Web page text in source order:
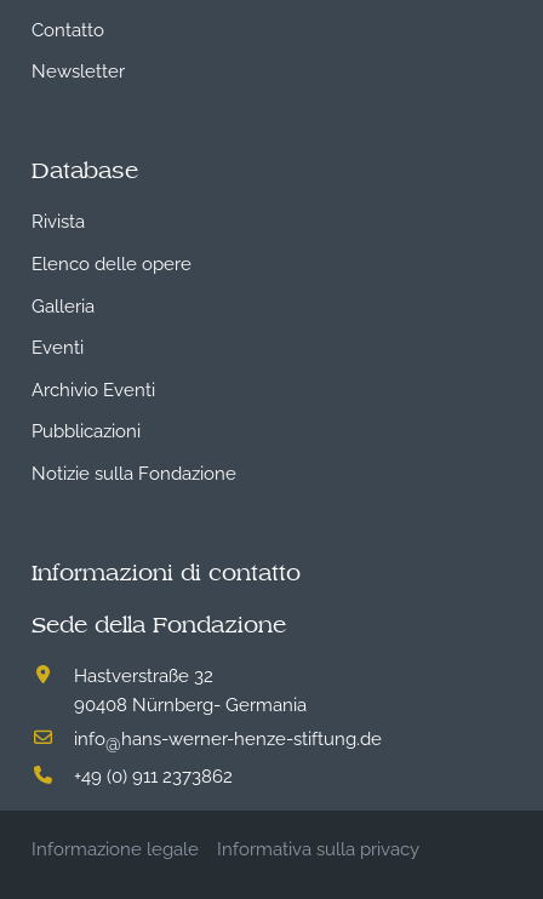
Contatto
Newsletter
Database
Rivista
Elenco delle opere
Galleria
Eventi
Archivio Eventi
Pubblicazioni
Notizie sulla Fondazione
Informazioni di contatto
Sede della Fondazione
Hastverstraße 32
90408 Nürnberg- Germania
info@hans-werner-henze-stiftung.de
+49 (0) 911 2373862
Informazione legale Informativa sulla privacy